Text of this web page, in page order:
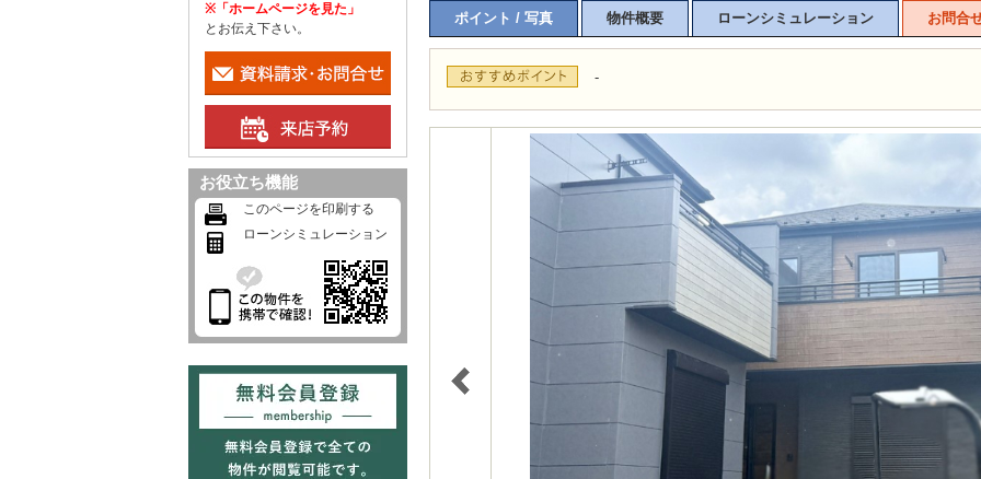
ポイント / 写真 物件概要 ローンシミュレーション お問合
-
※「ホームページを見た」
とお伝え下さい。
お役立ち機能
このページを印刷する
ローンシミュレーション